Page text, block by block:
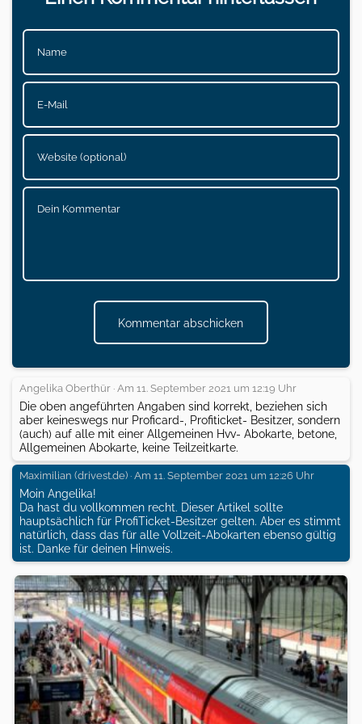
Kommentar abschicken
Angelika Oberthür · Am 11. September 2021 um 12:19 Uhr
Die oben angeführten Angaben sind korrekt, beziehen sich
aber keineswegs nur Proficard-, Profiticket- Besitzer, sondern
(auch) auf alle mit einer Allgemeinen Hvv- Abokarte, betone,
Allgemeinen Abokarte, keine Teilzeitkarte.
Maximilian (drivest.de) · Am 11. September 2021 um 12:26 Uhr
Moin Angelika!
Da hast du vollkommen recht. Dieser Artikel sollte
hauptsächlich für ProfiTicket-Besitzer gelten. Aber es stimmt
natürlich, dass das für alle Vollzeit-Abokarten ebenso gültig
ist. Danke für deinen Hinweis.